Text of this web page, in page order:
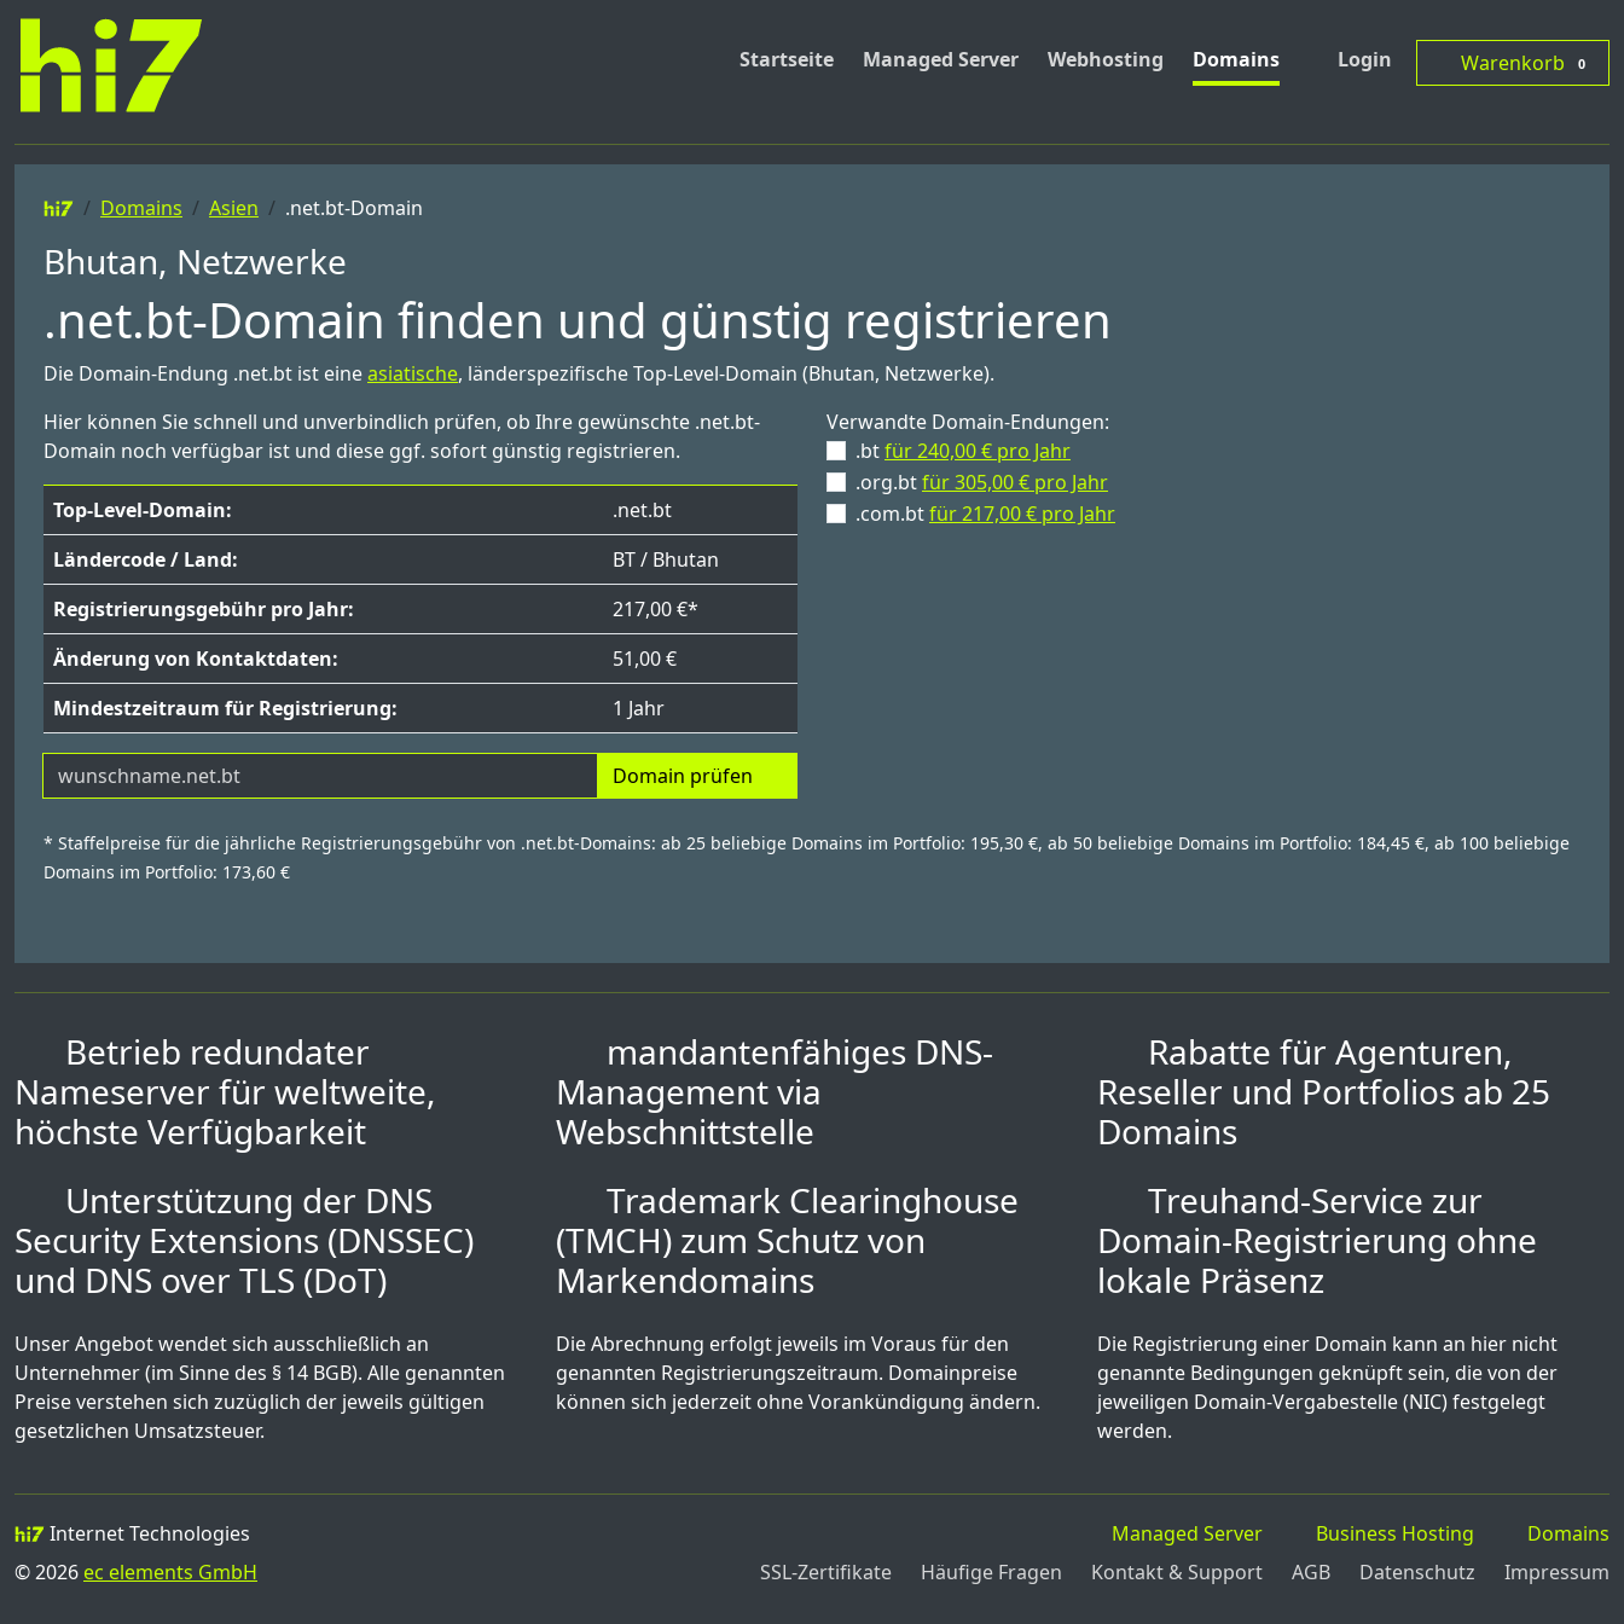
Startseite Managed Server Webhosting Domains Login Warenkorb 0
Domains Asien .net.bt-Domain
Bhutan, Netzwerke
.net.bt-Domain finden und günstig registrieren
Die Domain-Endung .net.bt ist eineasiatische, länderspezifische Top-Level-Domain (Bhutan, Netzwerke).
Hier können Sie schnell und unverbindlich prüfen, ob Ihre gewünschte .net.bt-
Domain noch verfügbar ist und diese ggf. sofort günstig registrieren.
Top-Level-Domain:
.net.bt
Ländercode / Land:
BT / Bhutan
Registrierungsgebühr pro Jahr:
217,00 €*
Änderung von Kontaktdaten:
51,00 €
Mindestzeitraum für Registrierung:
1 Jahr
Domain prüfen
Verwandte Domain-Endungen:
.btfür 240,00 € pro Jahr
.org.btfür 305,00 € pro Jahr
.com.btfür 217,00 € pro Jahr
* Staffelpreise für die jährliche Registrierungsgebühr von .net.bt-Domains: ab 25 beliebige Domains im Portfolio: 195,30 €, ab 50 beliebige Domains im Portfolio: 184,45 €, ab 100 beliebige
Domains im Portfolio: 173,60 €
Betrieb redundater
Nameserver für weltweite,
höchste Verfügbarkeit
mandantenfähiges DNS-
Management via
Webschnittstelle
Rabatte für Agenturen,
Reseller und Portfolios ab 25
Domains
Unterstützung der DNS
Security Extensions (DNSSEC)
und DNS over TLS (DoT)
Trademark Clearinghouse
(TMCH) zum Schutz von
Markendomains
Treuhand-Service zur
Domain-Registrierung ohne
lokale Präsenz
Unser Angebot wendet sich ausschließlich an
Unternehmer (im Sinne des § 14 BGB). Alle genannten
Preise verstehen sich zuzüglich der jeweils gültigen
gesetzlichen Umsatzsteuer.
Die Abrechnung erfolgt jeweils im Voraus für den
genannten Registrierungszeitraum. Domainpreise
können sich jederzeit ohne Vorankündigung ändern.
Die Registrierung einer Domain kann an hier nicht
genannte Bedingungen geknüpft sein, die von der
jeweiligen Domain-Vergabestelle (NIC) festgelegt
werden.
Internet Technologies
© 2026 ec elements GmbH
Managed Server Business Hosting
Domains
SSL-Zertifikate
Häufige Fragen Kontakt & Support AGB Datenschutz Impressum